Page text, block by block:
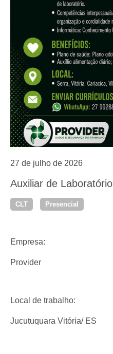
27 de julho de 2026
Auxiliar de Laboratório
CLT Presencial
Empresa:
Provider
Local de trabalho:
Jucutuquara Vitória/ ES